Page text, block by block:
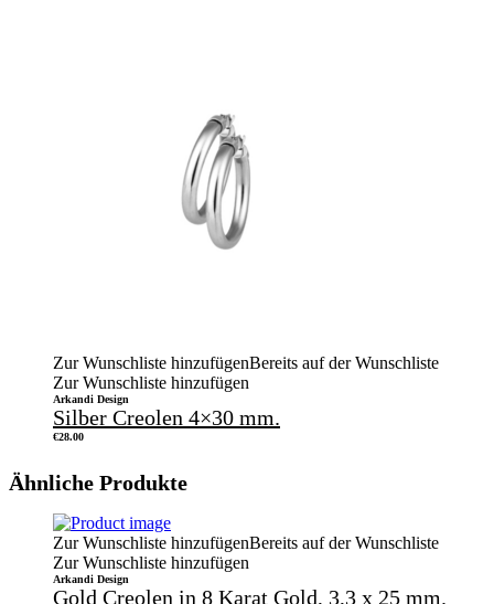
Zur Wunschliste hinzufügenBereits auf der Wunschliste
Zur Wunschliste hinzufügen
Arkandi Design
Silber Creolen 4×30 mm.
€28.00
Ähnliche Produkte
Zur Wunschliste hinzufügenBereits auf der Wunschliste
Zur Wunschliste hinzufügen
Arkandi Design
Gold Creolen in 8 Karat Gold, 3,3 x 25 mm.